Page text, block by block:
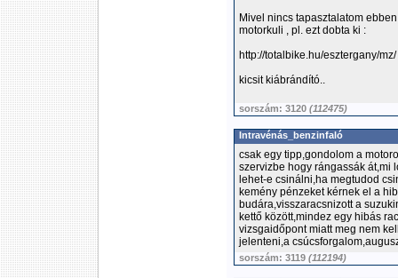
Mivel nincs tapasztalatom
motorkuli , pl. ezt dobta ki :
http://totalbike.hu/esztergany/mz/
kicsit kiábrándító..
sorszám: 3120 (112475)
Intravénás_benzinfaló
csak egy tipp,gondolom a
szervizbe hogy rángassák át,mi
lehet-e csinálni,ha megtudod
kemény pénzeket kérnek el a
budára,visszaracsnizott a
kettő között,mindez egy hibás
vizsgaidőpont miatt meg nem
jelenteni,a
sorszám: 3119 (112194)